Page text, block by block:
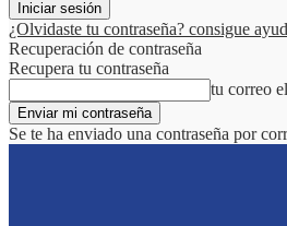
¿Olvidaste tu contraseña? consigue
Recuperación de contraseña
Recupera tu contraseña
tu correo
Se te ha enviado una contraseña por